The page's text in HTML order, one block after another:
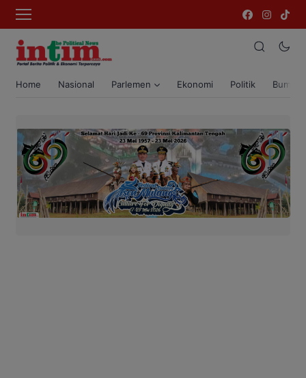
Home Nasional Parlemen Ekonomi Politik Bumi